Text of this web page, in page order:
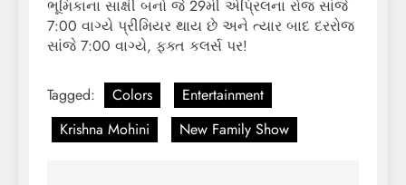
ભૂમિકાના સાક્ષી બનો જે 29મી એપ્રિલના રોજ સાંજે
7:00 વાગ્યે પ્રીમિયર થાય છે અને ત્યાર બાદ દરરોજ
સાંજે 7:00 વાગ્યે, ફક્ત કલર્સ પર!
Tagged: Colors
Entertainment
Krishna Mohini
New Family Show